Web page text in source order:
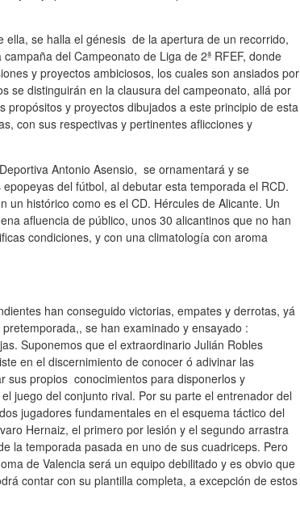
ella, se halla el génesis de la apertura de un recorrido,
del Campeonato de Liga de 2ª RFEF, donde
y proyectos ambiciosos, los cuales son ansiados por
se distinguirán en la clausura del campeonato, allá por
y proyectos dibujados a este principio de esta
con sus respectivas y pertinentes aflicciones y
Antonio Asensio, se ornamentará y se
del fútbol, al debutar esta temporada el RCD.
un histórico como es el CD. Hércules de Alicante. Un
afluencia de público, unos 30 alicantinos que no han
condiciones, y con una climatología con aroma
han conseguido victorias, empates y derrotas, yá
se han examinado y ensayado :
Suponemos que el extraordinario Julián Robles
en el discernimiento de conocer ó adivinar las
sus propios conocimientos para disponerlos y
juego del conjunto rival. Por su parte el entrenador del
jugadores fundamentales en el esquema táctico del
Hernaiz, el primero por lesión y el segundo arrastra
la temporada pasada en uno de sus cuadriceps. Pero
de Valencia será un equipo debilitado y es obvio que
contar con su plantilla completa, a excepción de estos